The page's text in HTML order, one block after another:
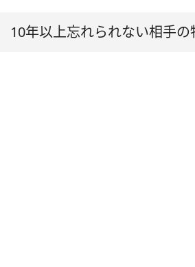
10年以上忘れられない相手の